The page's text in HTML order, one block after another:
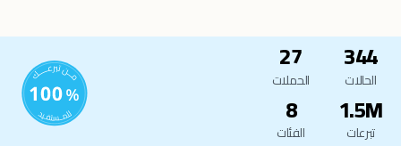
344
الحالات
27
الحملات
1.5M
تبرعات
8
الفئات